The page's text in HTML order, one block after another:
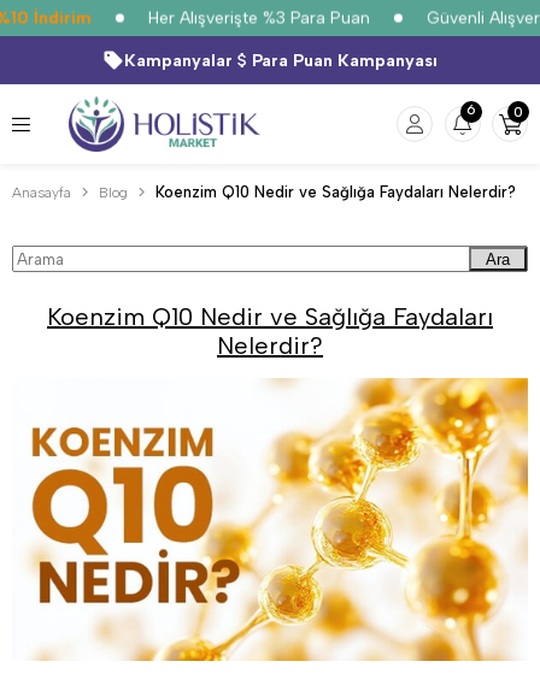
İndirim Her Alışverişte %3 Para Puan Güvenli Alışveriş
Kampanyalar Para Puan Kampanyası
6 0
Anasayfa Blog Koenzim Q10 Nedir ve Sağlığa Faydaları Nelerdir?
Ara
Koenzim Q10 Nedir ve Sağlığa Faydaları
Nelerdir?